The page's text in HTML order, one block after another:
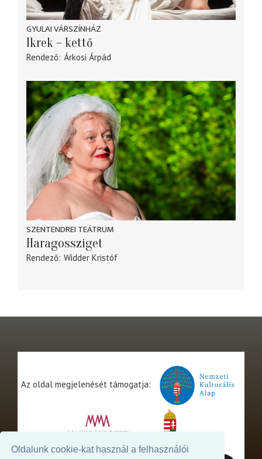
Oldalunk cookie-kat használ a felhasználói
GYULAI VÁRSZÍNHÁZ
Ikrek – kettő
Rendező Árkosi Árpád
SZENTENDREI TEÁTRUM
Haragossziget
Rendező Widder Kristóf
Az oldal megjelenését támogatja: